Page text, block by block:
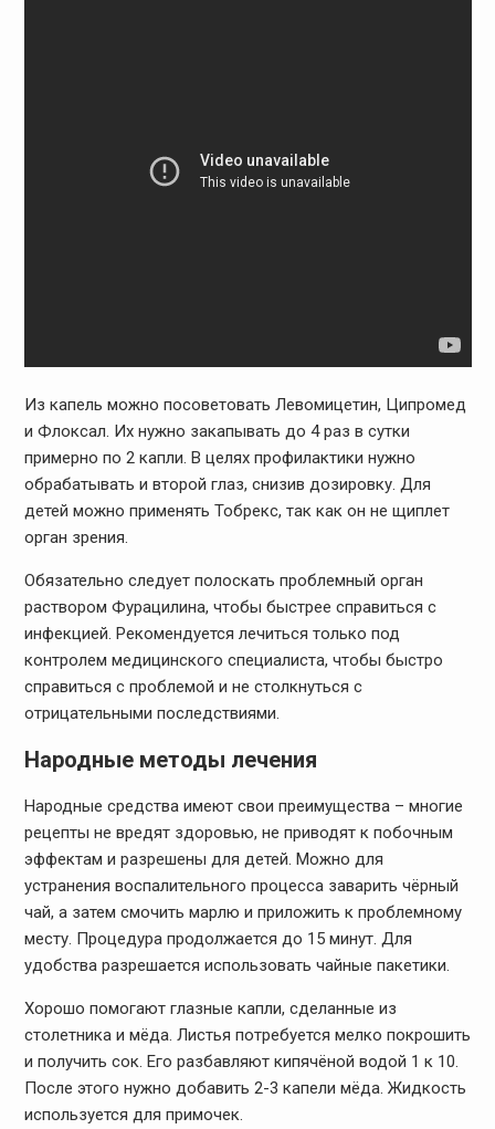
Из капель можно посоветовать Левомицетин, Ципромед
и Флоксал. Их нужно закапывать до 4 раз в сутки
примерно по 2 капли. В целях профилактики нужно
обрабатывать и второй глаз, снизив дозировку. Для
детей можно применять Тобрекс, так как он не щиплет
орган зрения.
Обязательно следует полоскать проблемный орган
раствором Фурацилина, чтобы быстрее справиться с
инфекцией. Рекомендуется лечиться только под
контролем медицинского специалиста, чтобы быстро
справиться с проблемой и не столкнуться с
отрицательными последствиями.
Народные методы лечения
Народные средства имеют свои преимущества – многие
рецепты не вредят здоровью, не приводят к побочным
эффектам и разрешены для детей. Можно для
устранения воспалительного процесса заварить чёрный
чай, а затем смочить марлю и приложить к проблемному
месту. Процедура продолжается до 15 минут. Для
удобства разрешается использовать чайные пакетики.
Хорошо помогают глазные капли, сделанные из
столетника и мёда. Листья потребуется мелко покрошить
и получить сок. Его разбавляют кипячёной водой 1 к 10.
После этого нужно добавить 2-3 капели мёда. Жидкость
используется для примочек.